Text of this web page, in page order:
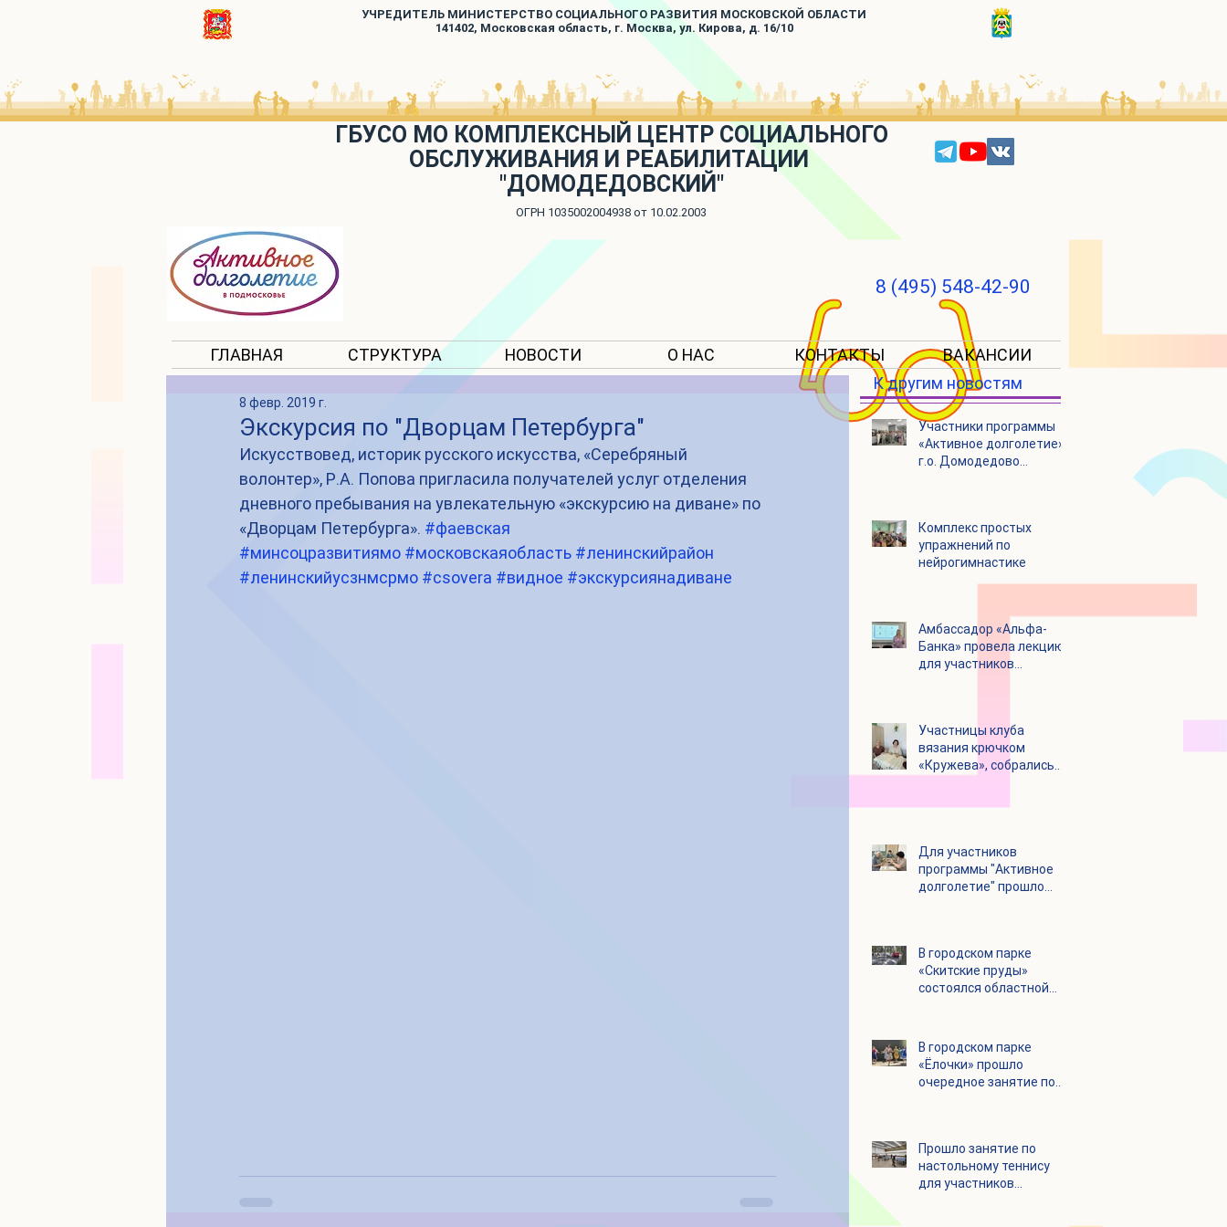
УЧРЕДИТЕЛЬ МИНИСТЕРСТВО СОЦИАЛЬНОГО РАЗВИТИЯ МОСКОВСКОЙ ОБЛАСТИ
141402, Московская область, г. Москва, ул. Кирова, д. 16/10
ГБУСО МО КОМПЛЕКСНЫЙ ЦЕНТР СОЦИАЛЬНОГО
ОБСЛУЖИВАНИЯ И РЕАБИЛИТАЦИИ
"ДОМОДЕДОВСКИЙ"
ОГРН 1035002004938 от 10.02.2003
8 (495) 548-42-90
ГЛАВНАЯ СТРУКТУРА НОВОСТИ О НАС КОНТАКТЫ ВАКАНСИИ
Экскурсия по "Дворцам Петербурга"
8 февр. 2019 г.
Искусствовед, историк русского искусства, «Серебряный
волонтер», Р.А. Попова пригласила получателей услуг отделения
дневного пребывания на увлекательную «экскурсию на диване» по
«Дворцам Петербурга». #фаевская
#минсоцразвитиямо #московскаяобласть #ленинскийрайон
#ленинскийусзнмсрмо #csovera #видное #экскурсиянадиване
К другим новостям
Участники программы
«Активное долголетие»
г.о. Домодедово
Комплекс простых
упражнений по
нейрогимнастике
Амбассадор «Альфа-
Банка» провела лекцию
для участников
Участницы клуба
вязания крючком
«Кружева», собрались
Для участников
программы "Активное
долголетие" прошло
настольными играми
В городском парке
«Скитские пруды»
состоялся областной
В городском парке
«Ёлочки» прошло
очередное занятие по
Прошло занятие по
настольному теннису
для участников